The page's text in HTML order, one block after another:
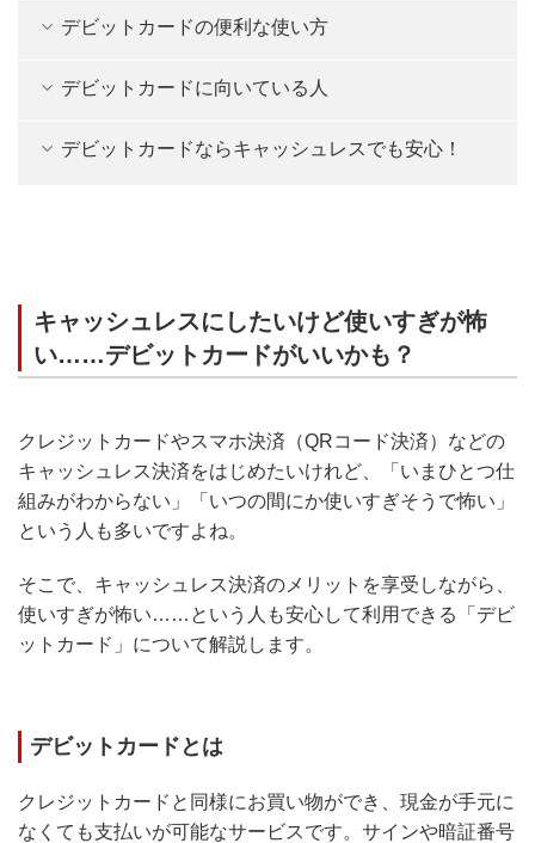
デビットカードの便利な使い方
デビットカードに向いている人
デビットカードならキャッシュレスでも安心！
キャッシュレスにしたいけど使いすぎが怖
い……デビットカードがいいかも？
クレジットカードやスマホ決済（QRコード決済）などの
キャッシュレス決済をはじめたいけれど、「いまひとつ仕
組みがわからない」「いつの間にか使いすぎそうで怖い」
という人も多いですよね。
そこで、キャッシュレス決済のメリットを享受しながら、
使いすぎが怖い……という人も安心して利用できる「デビ
ットカード」について解説します。
デビットカードとは
クレジットカードと同様にお買い物ができ、現金が手元に
なくても支払いが可能なサービスです。サインや暗証番号